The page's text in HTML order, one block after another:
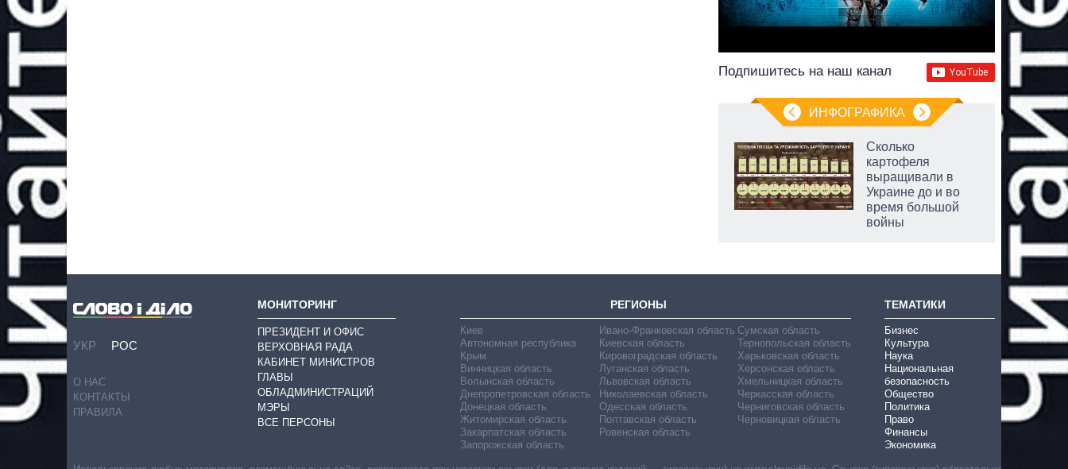
Подпишитесь на наш канал
ИНФОГРАФИКА
Сколько
картофеля
выращивали в
Украине до и во
время большой
войны
УКР РОС
О НАС
КОНТАКТЫ
ПРАВИЛА
МОНИТОРИНГ
ПРЕЗИДЕНТ И ОФИС
ВЕРХОВНАЯ РАДА
КАБИНЕТ МИНИСТРОВ
ГЛАВЫ
ОБЛАДМИНИСТРАЦИЙ
МЭРЫ
ВСЕ ПЕРСОНЫ
РЕГИОНЫ
Киев
Автономная республика
Крым
Винницкая область
Волынская область
Днепропетровская область
Донецкая область
Житомирская область
Закарпатская область
Запорожская область
Ивано-Франковская область
Киевская область
Кировоградская область
Луганская область
Львовская область
Николаевская область
Одесская область
Полтавская область
Ровенская область
Сумская область
Тернопольская область
Харьковская область
Херсонская область
Хмельницкая область
Черкасская область
Черниговская область
Черновицкая область
ТЕМАТИКИ
Бизнес
Культура
Наука
Национальная
безопасность
Общество
Политика
Право
Финансы
Экономика